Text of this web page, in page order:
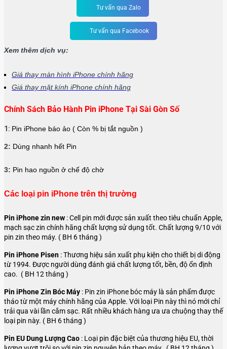
Tư vấn qua Zalo
Tư vấn qua Facebook
Xem thêm dịch vụ:
Giá thay màn hình iPhone chính hãng
Giá thay mặt kính iPhone chính hãng
Chính Sách Bảo Hành Pin iPhone Tại Sài Gòn Số
1: Pin iPhone báo ảo ( Còn % bị tắt nguồn )
2: Dùng nhanh hết Pin
3: Pin hao nguồn ở chế độ chờ
Các loại pin iPhone trên thị trường
Pin iPhone zin new : Cell pin mới được sản xuất theo tiêu chuẩn Apple,
mạch sạc zin chính hãng chất lượng sử dụng tốt. Chất lượng 9/10 với
pin zin theo máy. ( BH 6 tháng )
Pin iPhone Pisen : Thương hiệu sản xuất phụ kiện cho thiết bị di động
từ 1994. Được người dùng đánh giá chất lượng tốt, bền, độ ổn định
cao. ( BH 12 tháng )
Pin iPhone Zin Bóc Máy : Pin zin iPhone bóc máy là sản phẩm được
tháo từ một máy chính hãng của Apple. Với loại Pin này thì nó mới chỉ
trải qua vài lần cắm sạc. Rất nhiều khách hàng ưa ưa chuộng thay thế
loại pin này. ( BH 6 tháng )
Pin EU Dung Lượng Cao : Loại pin đặc biệt của thương hiệu EU, thời